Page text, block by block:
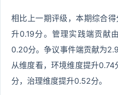
相比上一期评级，本期综合
升0.19分。管理实践端贡献
0.20分。争议事件端贡献为
从维度看，环境维度提升
分，治理维度提升0.52分。